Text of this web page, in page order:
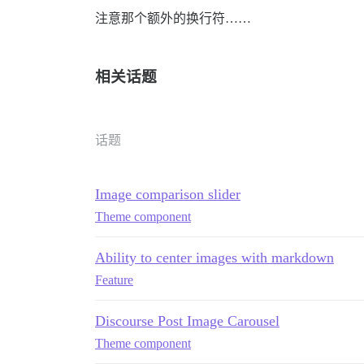
注意那个额外的换行符……
相关话题
话题
Image comparison slider
Theme component
Ability to center images with markdown
Feature
Discourse Post Image Carousel
Theme component